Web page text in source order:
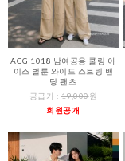
AGG 1018 남여공용 쿨링 아
이스 벌룬 와이드 스트링 밴
딩 팬츠
공급가 :19,000원
회원공개